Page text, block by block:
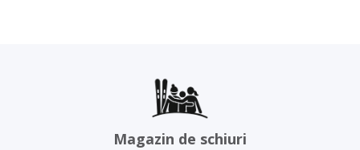
Magazin de schiuri